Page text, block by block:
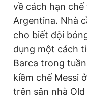
về cách hạn chế
Argentina. Nhà
cho biết đội
dụng một cách
Barca trong
kiềm chế Messi
trên sân nhà